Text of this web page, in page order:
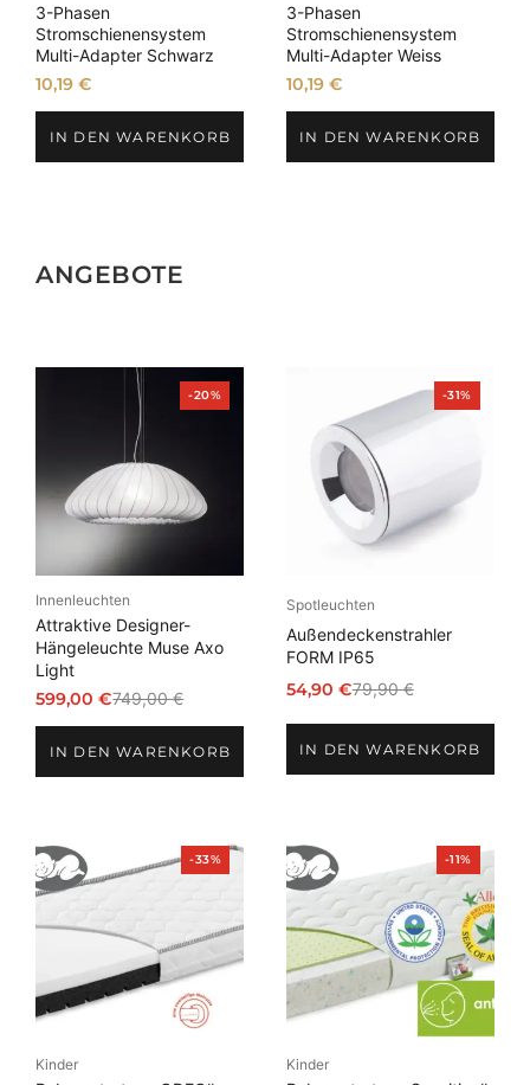
3-Phasen
Stromschienensystem
Multi-Adapter Schwarz
10,19€
IN DEN WARENKORB
3-Phasen
Stromschienensystem
Multi-Adapter Weiss
10,19 €
IN DEN WARENKORB
ANGEBOTE
-20%Produkt
im
Innenleuchten
Attraktive Designer-
Hängeleuchte Muse Axo
Light
749,00€
Ursprünglicher
war:
599,00€
Aktueller
ist:IN DEN WARENKORB
-31%Produkt
im
Spotleuchten
Außendeckenstrahler
FORM IP65
79,90€
Ursprünglicher
Preis
war:
79,90 €
54,90 €
Aktueller
Preis
ist:
54,90 €.
IN DEN WARENKORB
-33%Produkt
im
Kinder
-11%Produkt
im
Angebot
Kinder